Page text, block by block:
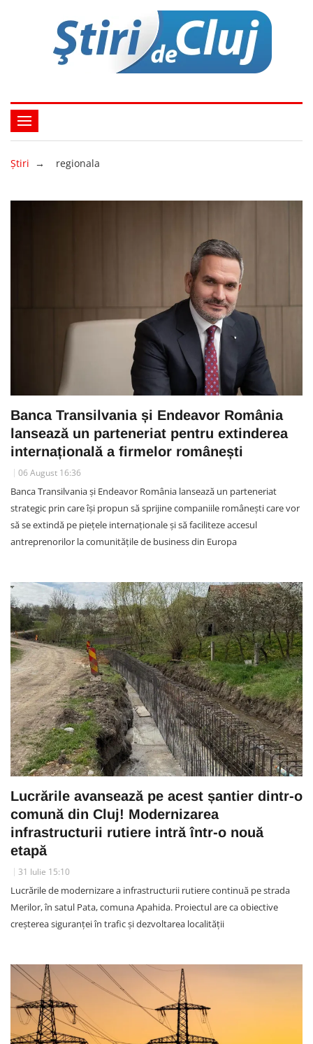
Ştiri → regionala
Banca Transilvania și Endeavor România
lansează un parteneriat pentru extinderea
internațională a firmelor românești
06 August 16:36
Banca Transilvania și Endeavor România lansează un parteneriat
strategic prin care își propun să sprijine companiile românești care vor
să se extindă pe piețele internaționale și să faciliteze accesul
antreprenorilor la comunitățile de business din Europa
Lucrările avansează pe acest șantier dintr-o
comună din Cluj! Modernizarea
infrastructurii rutiere intră într-o nouă
etapă
31 Iulie 15:10
Lucrările de modernizare a infrastructurii rutiere continuă pe strada
Merilor, în satul Pata, comuna Apahida. Proiectul are ca obiective
creșterea siguranței în trafic și dezvoltarea localității